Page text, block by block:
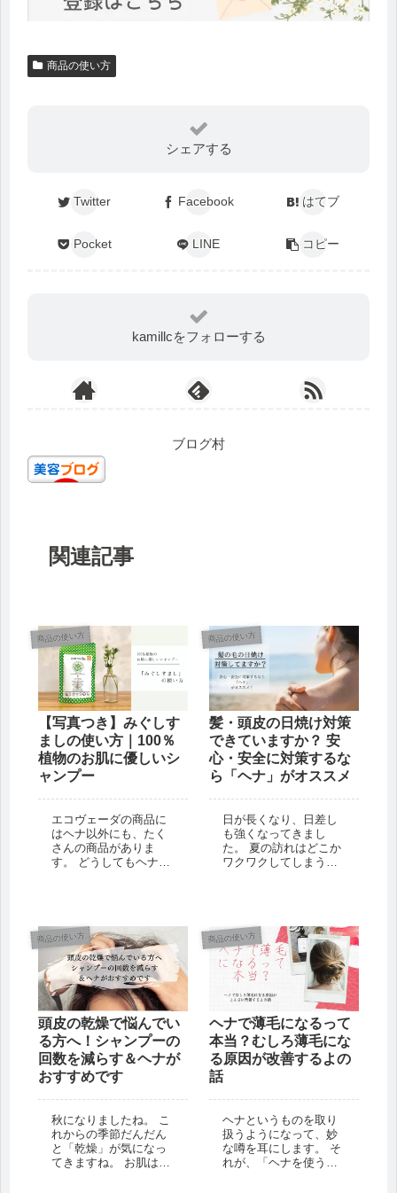
商品の使い方
シェアする
Twitter Facebook はてブ
Pocket LINE コピー
kamillcをフォローする
ブログ村
関連記事
商品の使い方
【写真つき】みぐしす
ましの使い方｜100％
植物のお肌に優しいシ
ャンプー
エコヴェーダの商品に
はヘナ以外にも、たく
さんの商品がありま
す。 どうしてもヘナな
今回はその中でも陰に
隠れた逸品「みぐしす
まし」についてお伝え
させて...
商品の使い方
髪・頭皮の日焼け対策
できていますか？ 安
心・安全に対策するな
ら「ヘナ」がオススメ
日が長くなり、日差し
も強くなってきまし
た。 夏の訪れはどこか
ワクワクしてしまうの
（UV）ケアをしている
方は多いと思います
が、髪・頭皮のUVケア
はしていますか？ ...
商品の使い方
頭皮の乾燥で悩んでい
る方へ！シャンプーの
回数を減らす＆ヘナが
おすすめです
秋になりましたね。 こ
れからの季節だんだん
と「乾燥」が気になっ
てきますね。 お肌はも
商品の使い方
ヘナで薄毛になるって
本当？むしろ薄毛にな
る原因が改善するよの
話
ヘナというものを取り
扱うようになって、妙
な噂を耳にします。 そ
れが、「ヘナを使うと